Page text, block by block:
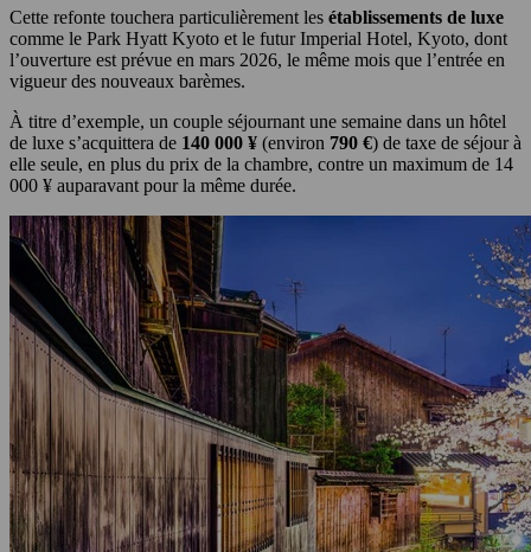
Cette refonte touchera particulièrement les établissements de luxe
comme le Park Hyatt Kyoto et le futur Imperial Hotel, Kyoto, dont
l’ouverture est prévue en mars 2026, le même mois que l’entrée en
vigueur des nouveaux barèmes.
À titre d’exemple, un couple séjournant une semaine dans un hôtel
de luxe s’acquittera de 140 000 ¥ (environ 790 €) de taxe de séjour à
elle seule, en plus du prix de la chambre, contre un maximum de 14
000 ¥ auparavant pour la même durée.